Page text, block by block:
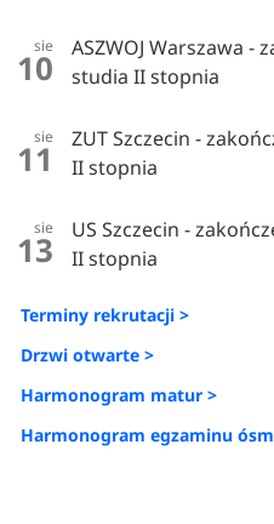
sie
10
ASZWOJ Warszawa -
studia II stopnia
sie
11
ZUT Szczecin -
II stopnia
sie
13
US Szczecin -
II stopnia
Terminy rekrutacji >
Drzwi otwarte >
Harmonogram matur >
Harmonogram egzaminu